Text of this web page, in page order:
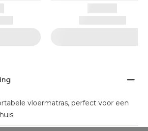
vloermatras, perfect voor een